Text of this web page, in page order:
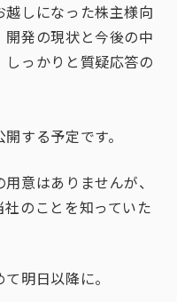
しになった株主様向
発の現状と今後の中
っかりと質疑応答の
する予定です。
意はありませんが、
のことを知っていた
明日以降に。